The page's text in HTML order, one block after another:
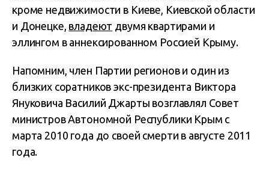
кроме недвижимости в Киеве, Киевской области
и Донецке, владеют двумя квартирами и
эллингом в аннексированном Россией Крыму.
Напомним, член Партии регионов и один из
близких соратников экс-президента Виктора
Януковича Василий Джарты возглавлял Совет
министров Автономной Республики Крым с
марта 2010 года до своей смерти в августе 2011
года.